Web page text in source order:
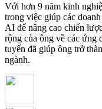
Với hơn 9 năm kinh
trong việc giúp các
AI để nâng cao chiến
rộng của ông về các
tuyến đã giúp ông trở
ngành.